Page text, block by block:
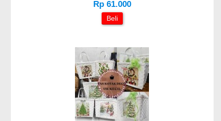
Rp 61.000
Beli